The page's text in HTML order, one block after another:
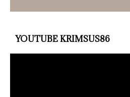
YOUTUBE KRIMSUS86